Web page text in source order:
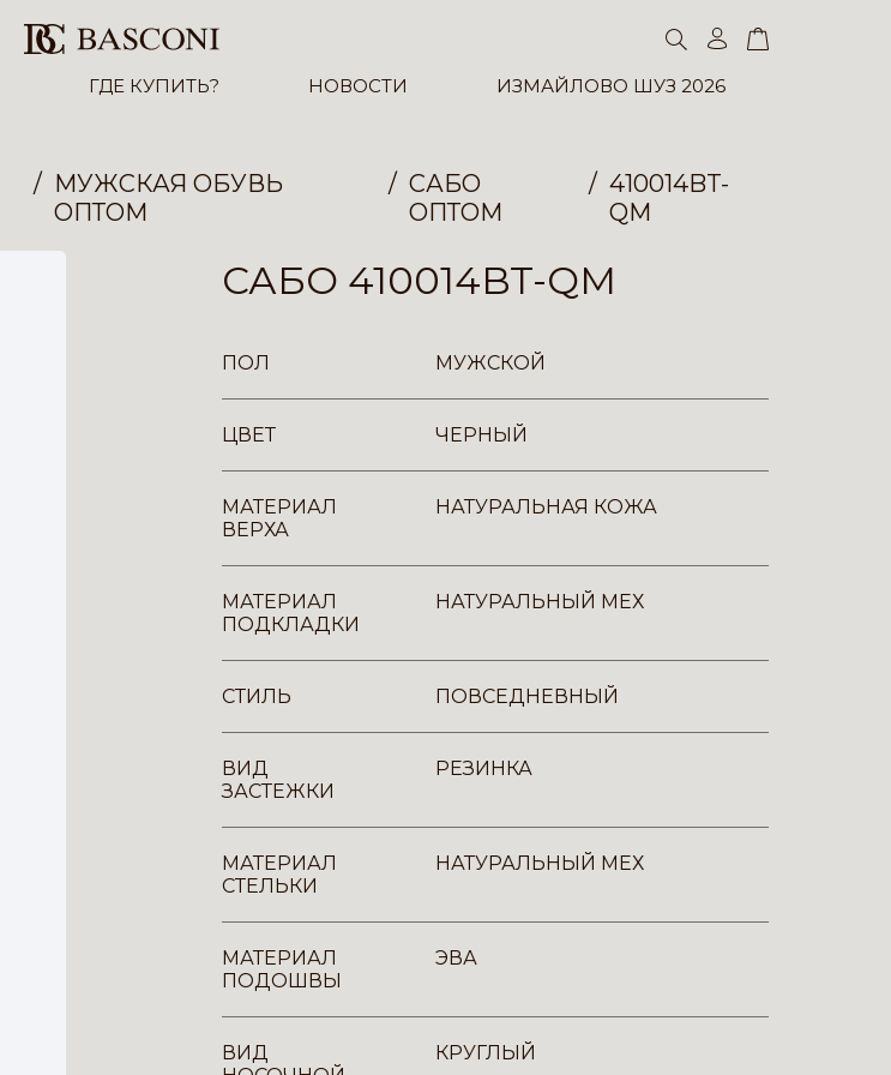
ГДЕ КУПИТЬ? НОВОСТИ ИЗМАЙЛОВО ШУЗ 2026
МУЖСКАЯ ОБУВЬ
ОПТОМ
САБО
ОПТОМ
410014BT-
QM
САБО 410014BT-QM
ПОЛ МУЖСКОЙ
ЦВЕТ ЧЕРНЫЙ
МАТЕРИАЛ
ВЕРХА
НАТУРАЛЬНАЯ КОЖА
МАТЕРИАЛ
ПОДКЛАДКИ
НАТУРАЛЬНЫЙ МЕХ
СТИЛЬ ПОВСЕДНЕВНЫЙ
ВИД
ЗАСТЕЖКИ
РЕЗИНКА
МАТЕРИАЛ
СТЕЛЬКИ
НАТУРАЛЬНЫЙ МЕХ
МАТЕРИАЛ
ПОДОШВЫ
ЭВА
ВИД
КРУГЛЫЙ